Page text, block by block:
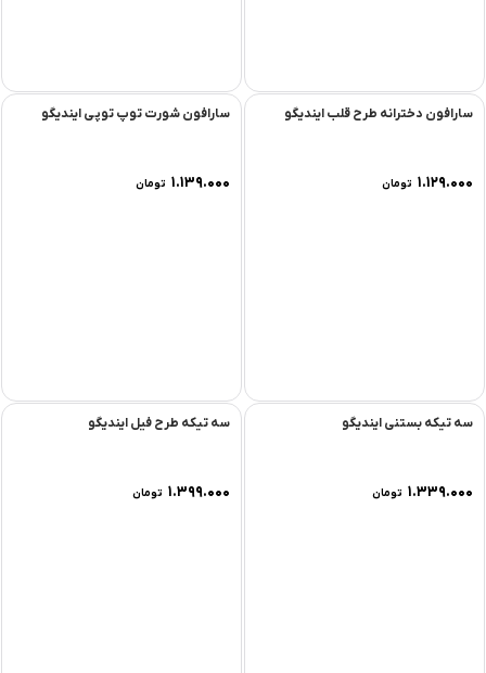
سارافون دخترانه طرح قلب ایندیگو
۱.۱۲۹.۰۰۰ تومان
سارافون شورت توپ توپی ایندیگو
۱.۱۳۹.۰۰۰ تومان
سه تیکه بستنی ایندیگو
۱.۳۳۹.۰۰۰ تومان
سه تیکه طرح فیل ایندیگو
۱.۳۹۹.۰۰۰ تومان